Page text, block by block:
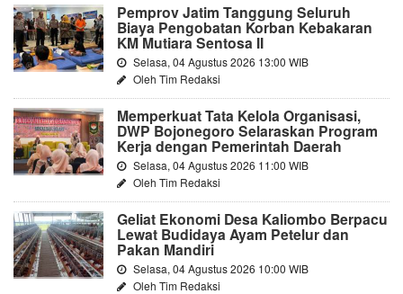
Pemprov Jatim Tanggung Seluruh
Biaya Pengobatan Korban Kebakaran
KM Mutiara Sentosa II
Selasa, 04 Agustus 2026 13:00 WIB
Oleh Tim Redaksi
Memperkuat Tata Kelola Organisasi,
DWP Bojonegoro Selaraskan Program
Kerja dengan Pemerintah Daerah
Selasa, 04 Agustus 2026 11:00 WIB
Oleh Tim Redaksi
Geliat Ekonomi Desa Kaliombo Berpacu
Lewat Budidaya Ayam Petelur dan
Pakan Mandiri
Selasa, 04 Agustus 2026 10:00 WIB
Oleh Tim Redaksi